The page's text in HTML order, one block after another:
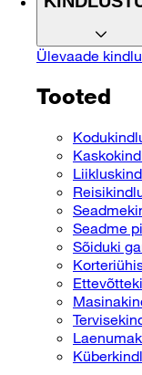
Ülevaade
Tooted
Seadme
Sõiduki